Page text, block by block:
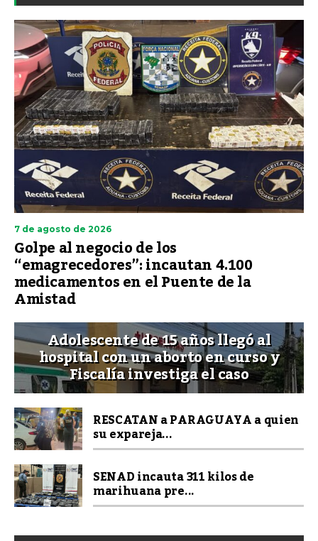
7 de agosto de 2026
Golpe al negocio de los
“emagrecedores”: incautan 4.100
medicamentos en el Puente de la
Amistad
Adolescente de 15 años llegó al
hospital con un aborto en curso y
Fiscalía investiga el caso
RESCATAN a PARAGUAYA a quien
su expareja...
SENAD incauta 311 kilos de
marihuana pre...